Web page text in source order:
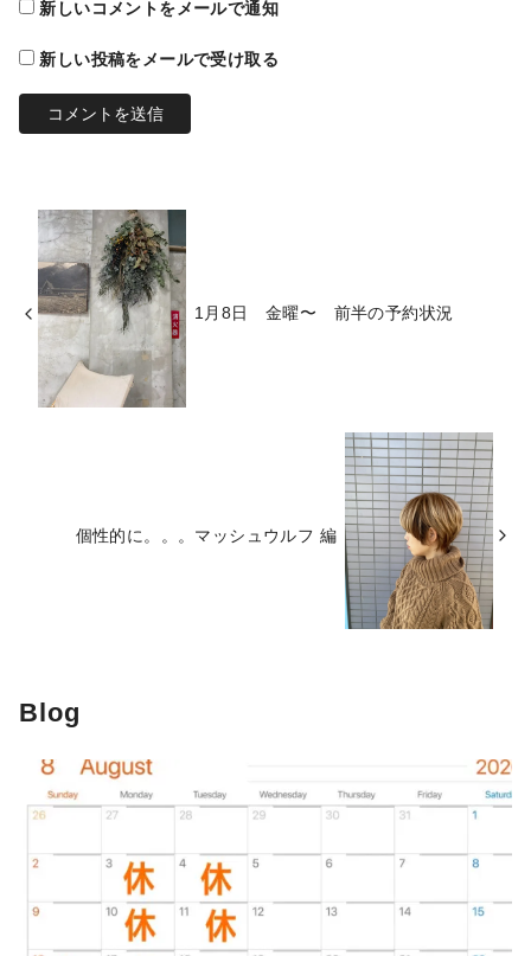
新しいコメントをメールで通知
新しい投稿をメールで受け取る
1月8日 金曜〜 前半の予約状況
個性的に。。。マッシュウルフ 編
Blog